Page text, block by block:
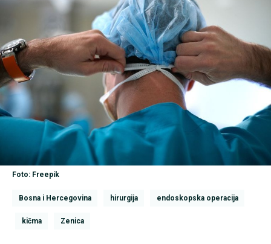
Foto: Freepik
Bosna i Hercegovina hirurgija endoskopska operacija
kičma Zenica